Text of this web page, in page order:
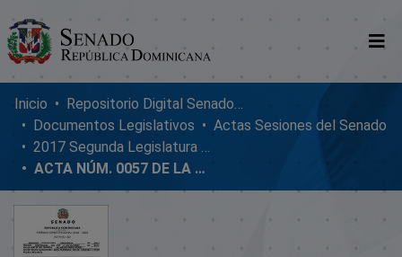
Comunidades
Glosario
Nosotros
Inicio
Repositorio Digital SenadoRD
Documentos Legislativos
Actas Sesiones del Senado
2017 Segunda Legislatura Ordinaria
ACTA NÚM. 0057 DE LA SESIÓN ORDINARIA DEL SENADO DE LA REPÚBLICA DOMINICANA, MIÉRCOLES 11 DE OCTUBRE 2017